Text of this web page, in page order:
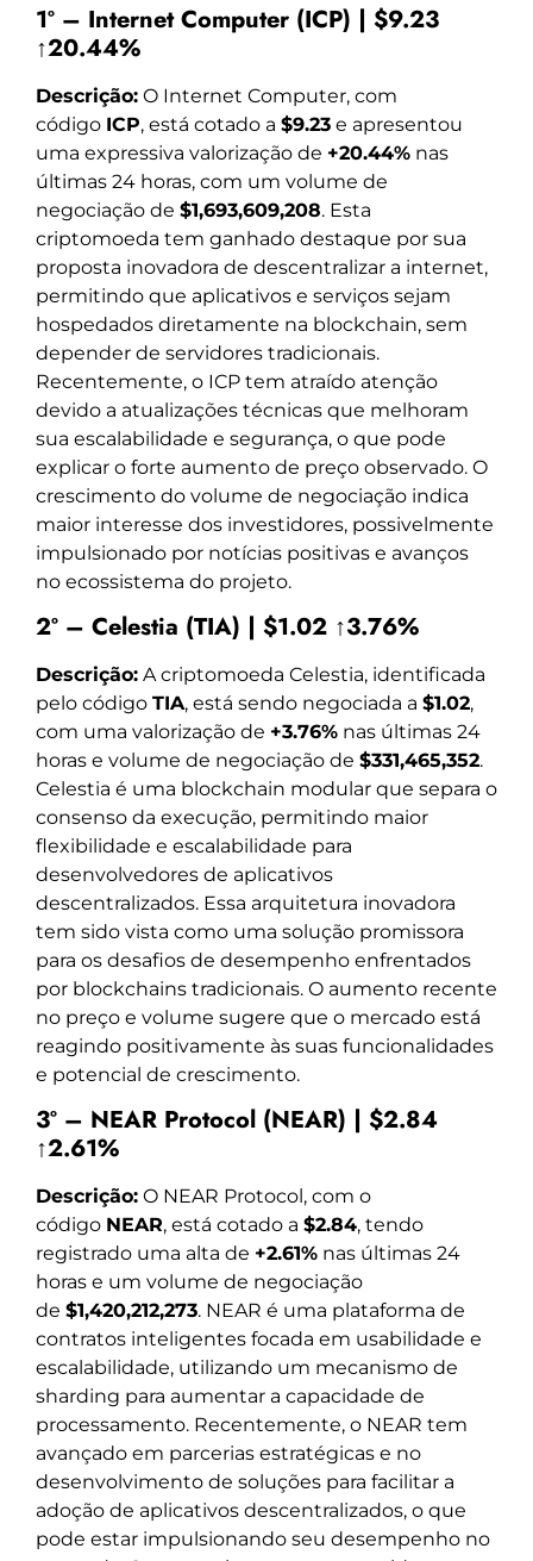
1º – Internet Computer (ICP) | $9.23
↑20.44%
Descrição: O Internet Computer, com
código ICP, está cotado a $9.23 e apresentou
uma expressiva valorização de +20.44% nas
últimas 24 horas, com um volume de
negociação de $1,693,609,208. Esta
criptomoeda tem ganhado destaque por sua
proposta inovadora de descentralizar a internet,
permitindo que aplicativos e serviços sejam
hospedados diretamente na blockchain, sem
depender de servidores tradicionais.
Recentemente, o ICP tem atraído atenção
devido a atualizações técnicas que melhoram
sua escalabilidade e segurança, o que pode
explicar o forte aumento de preço observado. O
crescimento do volume de negociação indica
maior interesse dos investidores, possivelmente
impulsionado por notícias positivas e avanços
no ecossistema do projeto.
2º – Celestia (TIA) | $1.02 ↑3.76%
Descrição: A criptomoeda Celestia, identificada
pelo código TIA, está sendo negociada a $1.02,
com uma valorização de +3.76% nas últimas 24
horas e volume de negociação de $331,465,352.
Celestia é uma blockchain modular que separa o
consenso da execução, permitindo maior
flexibilidade e escalabilidade para
desenvolvedores de aplicativos
descentralizados. Essa arquitetura inovadora
tem sido vista como uma solução promissora
para os desafios de desempenho enfrentados
por blockchains tradicionais. O aumento recente
no preço e volume sugere que o mercado está
reagindo positivamente às suas funcionalidades
e potencial de crescimento.
3º – NEAR Protocol (NEAR) | $2.84
↑2.61%
Descrição: O NEAR Protocol, com o
código NEAR, está cotado a $2.84, tendo
registrado uma alta de +2.61% nas últimas 24
horas e um volume de negociação
de $1,420,212,273. NEAR é uma plataforma de
contratos inteligentes focada em usabilidade e
escalabilidade, utilizando um mecanismo de
sharding para aumentar a capacidade de
processamento. Recentemente, o NEAR tem
avançado em parcerias estratégicas e no
desenvolvimento de soluções para facilitar a
adoção de aplicativos descentralizados, o que
pode estar impulsionando seu desempenho no